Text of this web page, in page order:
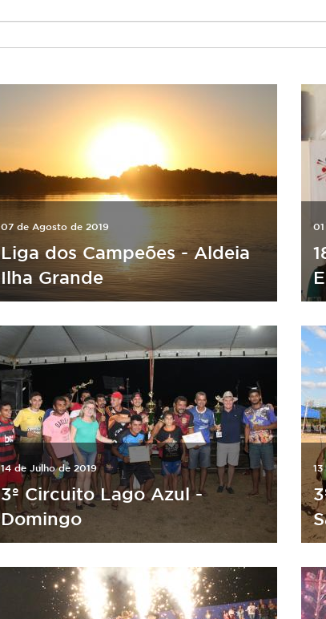
07 de Agosto de 2019
Liga dos Campeões - Aldeia
Ilha Grande
14 de Julho de 2019
3º Circuito Lago Azul -
Domingo